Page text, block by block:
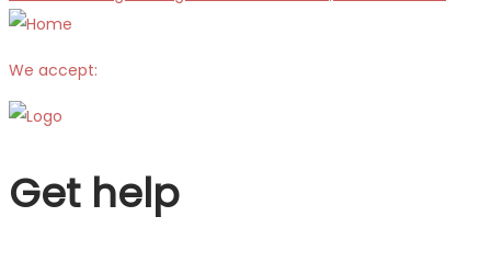
We accept:
Get help